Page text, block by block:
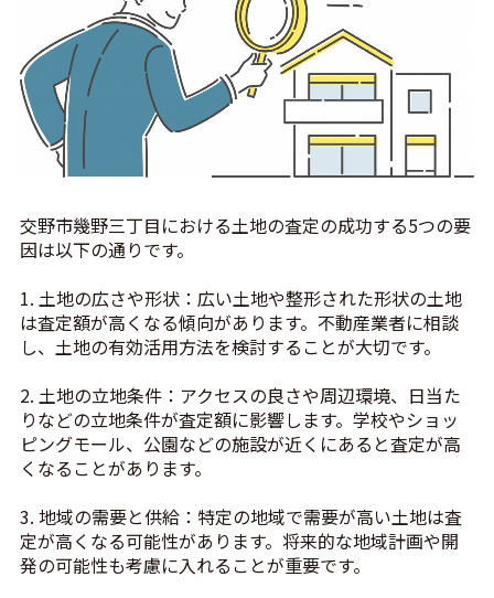
交野市幾野三丁目における土地の査定の成功する5つの要
因は以下の通りです。
1. 土地の広さや形状：広い土地や整形された形状の土地
は査定額が高くなる傾向があります。不動産業者に相談
し、土地の有効活用方法を検討することが大切です。
2. 土地の立地条件：アクセスの良さや周辺環境、日当た
りなどの立地条件が査定額に影響します。学校やショッ
ピングモール、公園などの施設が近くにあると査定が高
くなることがあります。
3. 地域の需要と供給：特定の地域で需要が高い土地は査
定が高くなる可能性があります。将来的な地域計画や開
発の可能性も考慮に入れることが重要です。